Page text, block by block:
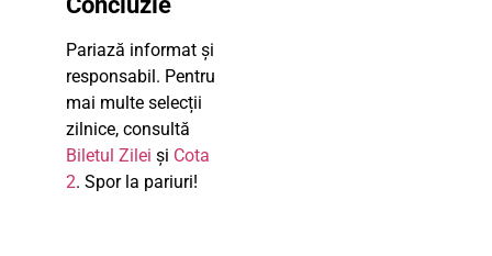
Pariază informat și
responsabil. Pentru
mai multe selecții
zilnice, consultă
Biletul Zilei și Cota
2. Spor la pariuri!